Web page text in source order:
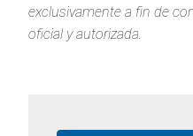
exclusivamente a fin de
oficial y autorizada.